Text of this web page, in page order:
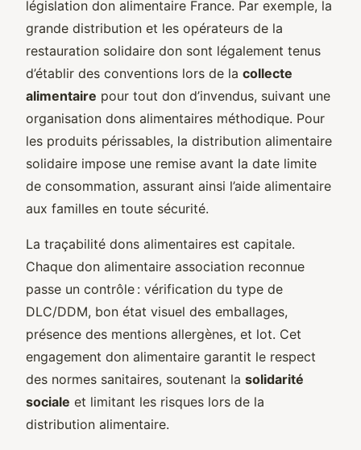
législation don alimentaire France. Par exemple, la
grande distribution et les opérateurs de la
restauration solidaire don sont légalement tenus
d’établir des conventions lors de la collecte
alimentaire pour tout don d’invendus, suivant une
organisation dons alimentaires méthodique. Pour
les produits périssables, la distribution alimentaire
solidaire impose une remise avant la date limite
de consommation, assurant ainsi l’aide alimentaire
aux familles en toute sécurité.
La traçabilité dons alimentaires est capitale.
Chaque don alimentaire association reconnue
passe un contrôle : vérification du type de
DLC/DDM, bon état visuel des emballages,
présence des mentions allergènes, et lot. Cet
engagement don alimentaire garantit le respect
des normes sanitaires, soutenant la solidarité
sociale et limitant les risques lors de la
distribution alimentaire.